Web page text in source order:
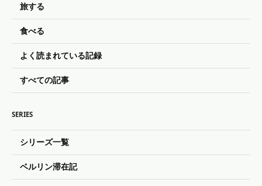
旅する
食べる
よく読まれている記録
すべての記事
SERIES
シリーズ一覧
ベルリン滞在記